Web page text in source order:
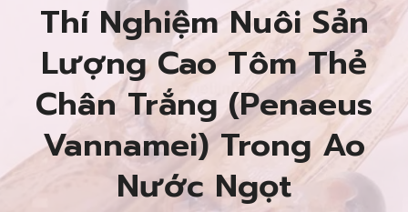
Thí Nghiệm Nuôi Sản
Lượng Cao Tôm Thẻ
Chân Trắng (Penaeus
Vannamei) Trong Ao
Nước Ngọt